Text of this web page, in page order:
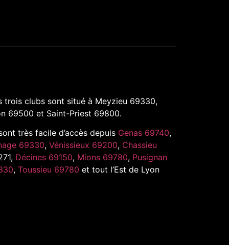
trois clubs sont situé à Meyzieu 69330,
69500 et Saint-Priest 69800.
très facile d’accès depuis Genas 69740,
69330, Vénissieux 69200, Chassieu
Décines 69150, Mions 69780, Pusignan
, Toussieu 69780 et tout l’Est de Lyon